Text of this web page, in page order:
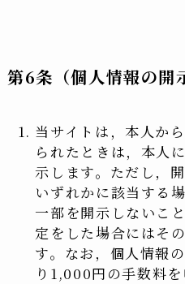
第6条（個人情報の開
当サイトは，本人か
られたときは，本人
示します。ただし，
いずれかに該当する
一部を開示しないこ
定をした場合にはそ
す。なお，個人情報
り1,000円の手数料を